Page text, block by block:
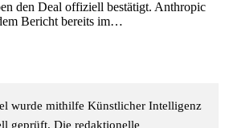
den Deal offiziell bestätigt. Anthropic
Bericht bereits im…
wurde mithilfe Künstlicher Intelligenz
geprüft. Die redaktionelle